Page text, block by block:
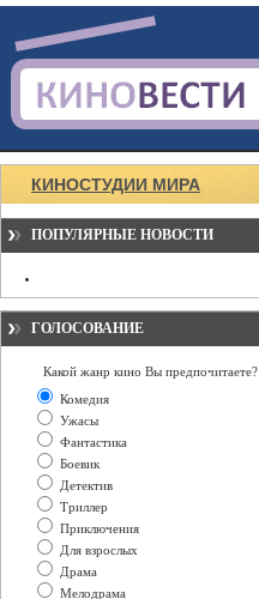
КИНОСТУДИИ МИРА
ПОПУЛЯРНЫЕ НОВОСТИ
ГОЛОСОВАНИЕ
Какой жанр кино Вы предпочитаете?
Комедия
Ужасы
Фантастика
Боевик
Детектив
Триллер
Приключения
Для взрослых
Драма
Мелодрама